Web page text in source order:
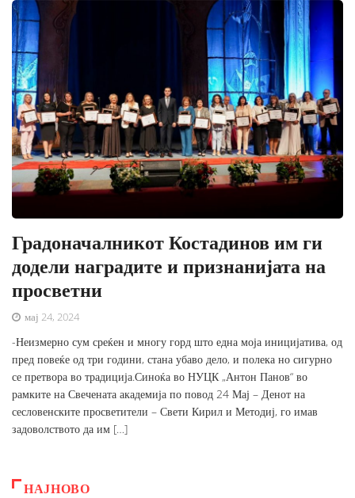
Градоначалникот Костадинов им ги
додели наградите и признанијата на
просветни
мај 24, 2024
-Неизмерно сум среќен и многу горд што една моја иницијатива, од
пред повеќе од три години, стана убаво дело, и полека но сигурно
се претвора во традиција.Синоќа во НУЦК „Антон Панов“ во
рамките на Свечената академија по повод 24 Мај – Денот на
сесловенските просветители – Свети Кирил и Методиј, го имав
задоволството да им […]
НАЈНОВО